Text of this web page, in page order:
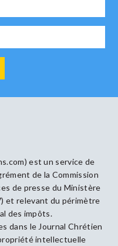
est un service de
de la Commission
de presse du Ministère
et relevant du périmètre
des impôts.
dans le Journal Chrétien
intellectuelle